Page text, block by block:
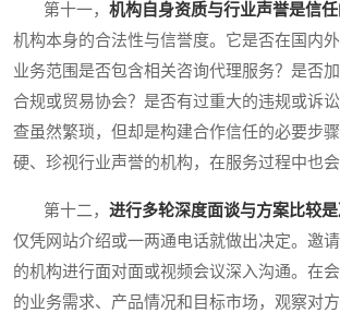
第十一， 机构自身资质与行业声誉是信任
机构本身的合法性与信誉度。它是否在国内
业务范围是否包含相关咨询代理服务？是否
合规或贸易协会？是否有过重大的违规或诉
查虽然繁琐，但却是构建合作信任的必要步
硬、珍视行业声誉的机构，在服务过程中也会
第十二， 进行多轮深度面谈与方案比较是
仅凭网站介绍或一两通电话就做出决定。邀
的机构进行面对面或视频会议深入沟通。在
的业务需求、产品情况和目标市场，观察对方